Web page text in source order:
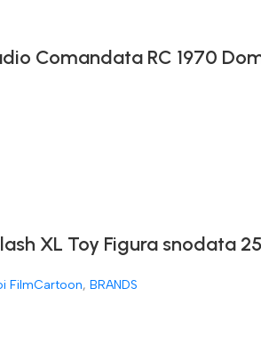
Comandata RC 1970
XL Toy Figura snodata
FilmCartoon, BRANDS